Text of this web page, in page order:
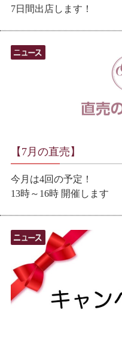
7日間出店します！
【7月の直売】
今月は4回の予定！
13時～16時 開催します